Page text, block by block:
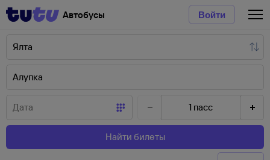
Автобусы Войти
1 пасс
Найти билеты